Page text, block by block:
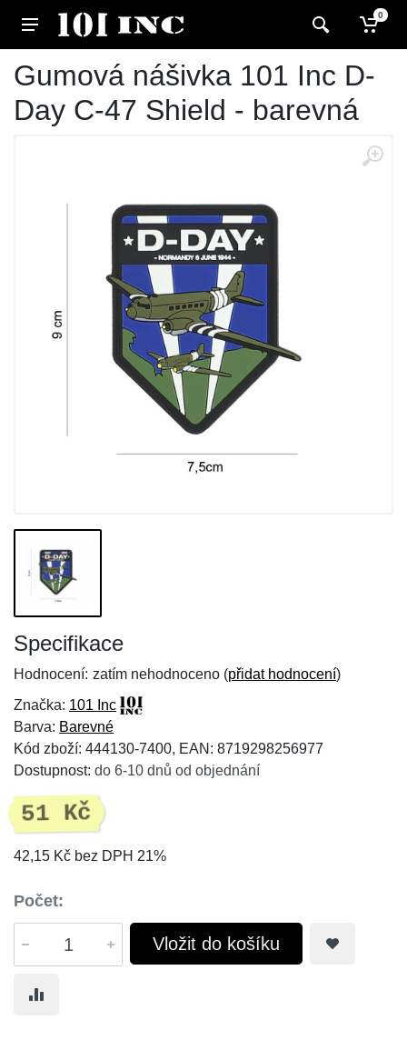
0
Gumová nášivka 101 Inc D-
Day C-47 Shield - barevná
Specifikace
Hodnocení: zatím nehodnoceno (přidat hodnocení)
Značka: 101 Inc
Barva: Barevné
Kód zboží: 444130-7400, EAN: 8719298256977
Dostupnost: do 6-10 dnů od objednání
51 Kč
42,15 Kč bez DPH 21%
Počet:
Vložit do košíku